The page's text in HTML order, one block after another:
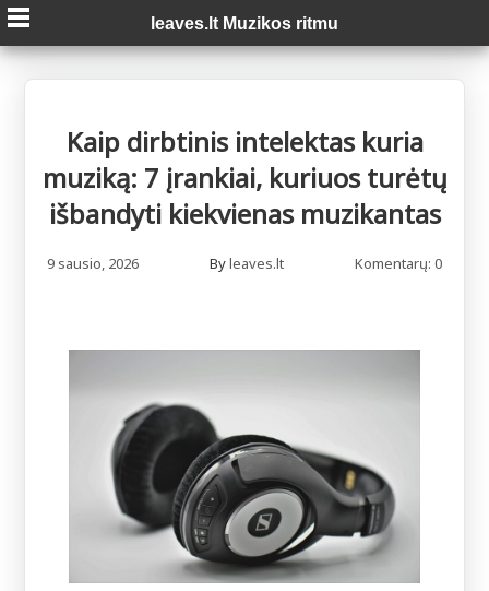
Skip
to
content
leaves.lt Muzikos ritmu
Kaip dirbtinis intelektas kuria
muziką: 7 įrankiai, kuriuos turėtų
išbandyti kiekvienas muzikantas
9 sausio, 2026 Byleaves.lt Komentarų: 0